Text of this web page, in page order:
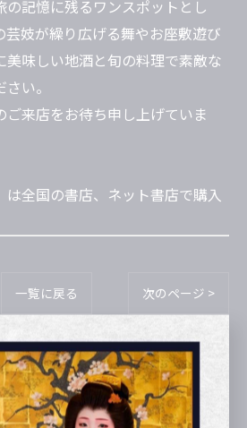
記憶に残るワンスポットとし
芸妓が繰り広げる舞やお座敷遊び
美味しい地酒と旬の料理で素敵な
い。
来店をお待ち申し上げていま
は全国の書店、ネット書店で購入
一覧に戻る 次のページ >
の投稿
Recent